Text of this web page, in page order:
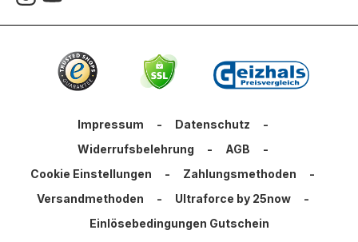
Impressum - Datenschutz
-
Widerrufsbelehrung
- AGB
-
Cookie Einstellungen
- Zahlungsmethoden
-
Versandmethoden
- Ultraforce by 25now
-
Einlösebedingungen Gutschein